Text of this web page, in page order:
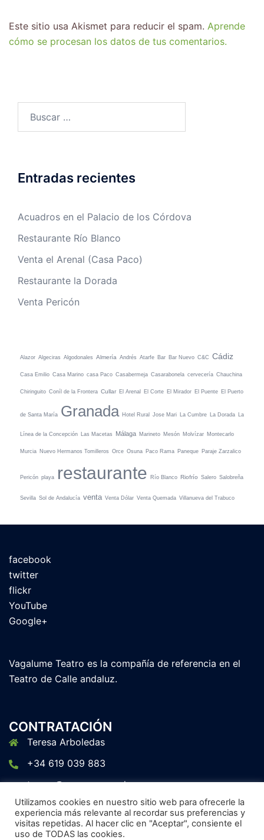
Este sitio usa Akismet para reducir el spam. Aprende
cómo se procesan los datos de tus comentarios.
Entradas recientes
Acuadros en el Palacio de los Córdova
Restaurante Río Blanco
Venta el Arenal (Casa Paco)
Restaurante la Dorada
Venta Pericón
Alazor Algeciras Algodonales Almería Andrés Atarfe Bar Bar Nuevo C&C Cádiz
Casa Emilio Casa Marino casa Paco Casabermeja Casarabonela cervecería Chauchina
Chiringuito Coníl de la Frontera Cullar El Arenal El Corte El Mirador El Puente El Puerto
de Santa María Granada Hotel Rural Jose Mari La Cumbre La Dorada La
Línea de la Concepción Las Macetas Málaga Marineto Mesón Molvízar Montecarlo
Murcia Nuevo Hermanos Tomilleros Orce Osuna Paco Rama Paneque Paraje Zarzalico
Pericón playa restaurante Río Blanco Riofrío Salero Salobreña
Sevilla Sol de Andalucía venta Venta Dólar Venta Quemada Villanueva del Trabuco
facebook
twitter
flickr
YouTube
Google+
Vagalume Teatro es la compañía de referencia en el
Teatro de Calle andaluz.
CONTRATACIÓN
Teresa Arboledas
+34 619 039 883
teresa@escenagranada.com
Utilizamos cookies en nuestro sitio web para ofrecerle la
experiencia más relevante al recordar sus preferencias y
visitas repetidas. Al hacer clic en "Aceptar", consiente el
uso de TODAS las cookies.